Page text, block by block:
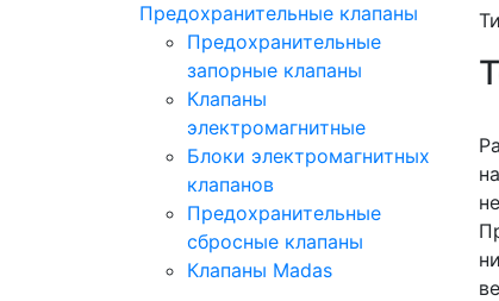
Предохранительные клапаны
Предохранительные
запорные клапаны
Клапаны
электромагнитные
Блоки электромагнитных
клапанов
Предохранительные
сбросные клапаны
Клапаны Madas